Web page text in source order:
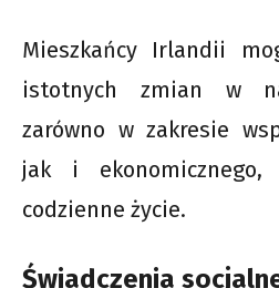
Mieszkańcy Irlandii
istotnych zmian w
zarówno w zakresie
jak i
codzienne życie.
Świadczenia